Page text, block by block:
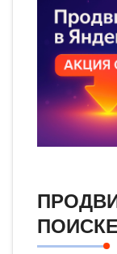
ПОИСКЕ